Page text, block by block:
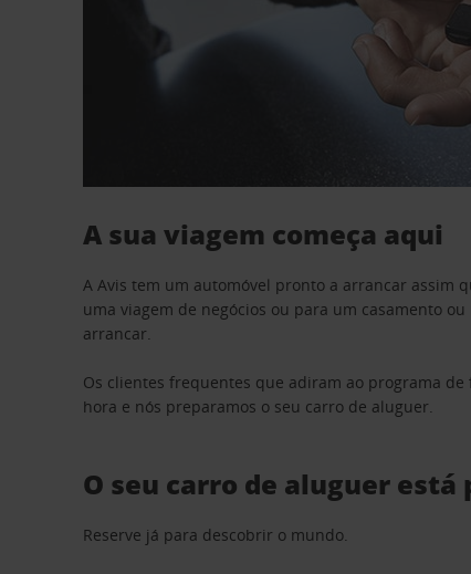
A sua viagem começa aqui
A Avis tem um automóvel pronto a arrancar assim
uma viagem de negócios ou para um casamento
arrancar.
Os clientes frequentes que adiram ao programa
hora e nós preparamos o seu carro de aluguer.
O seu carro de aluguer
Reserve já para descobrir o mundo.